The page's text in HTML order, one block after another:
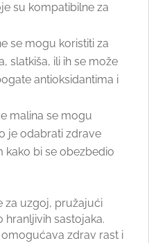
su kompatibilne za
se mogu koristiti za
slatkiša, ili ih se može
antioksidantima i
malina se mogu
je odabrati zdrave
kako bi se obezbedio
za uzgoj, pružajući
sastojaka.
zdrav rast i